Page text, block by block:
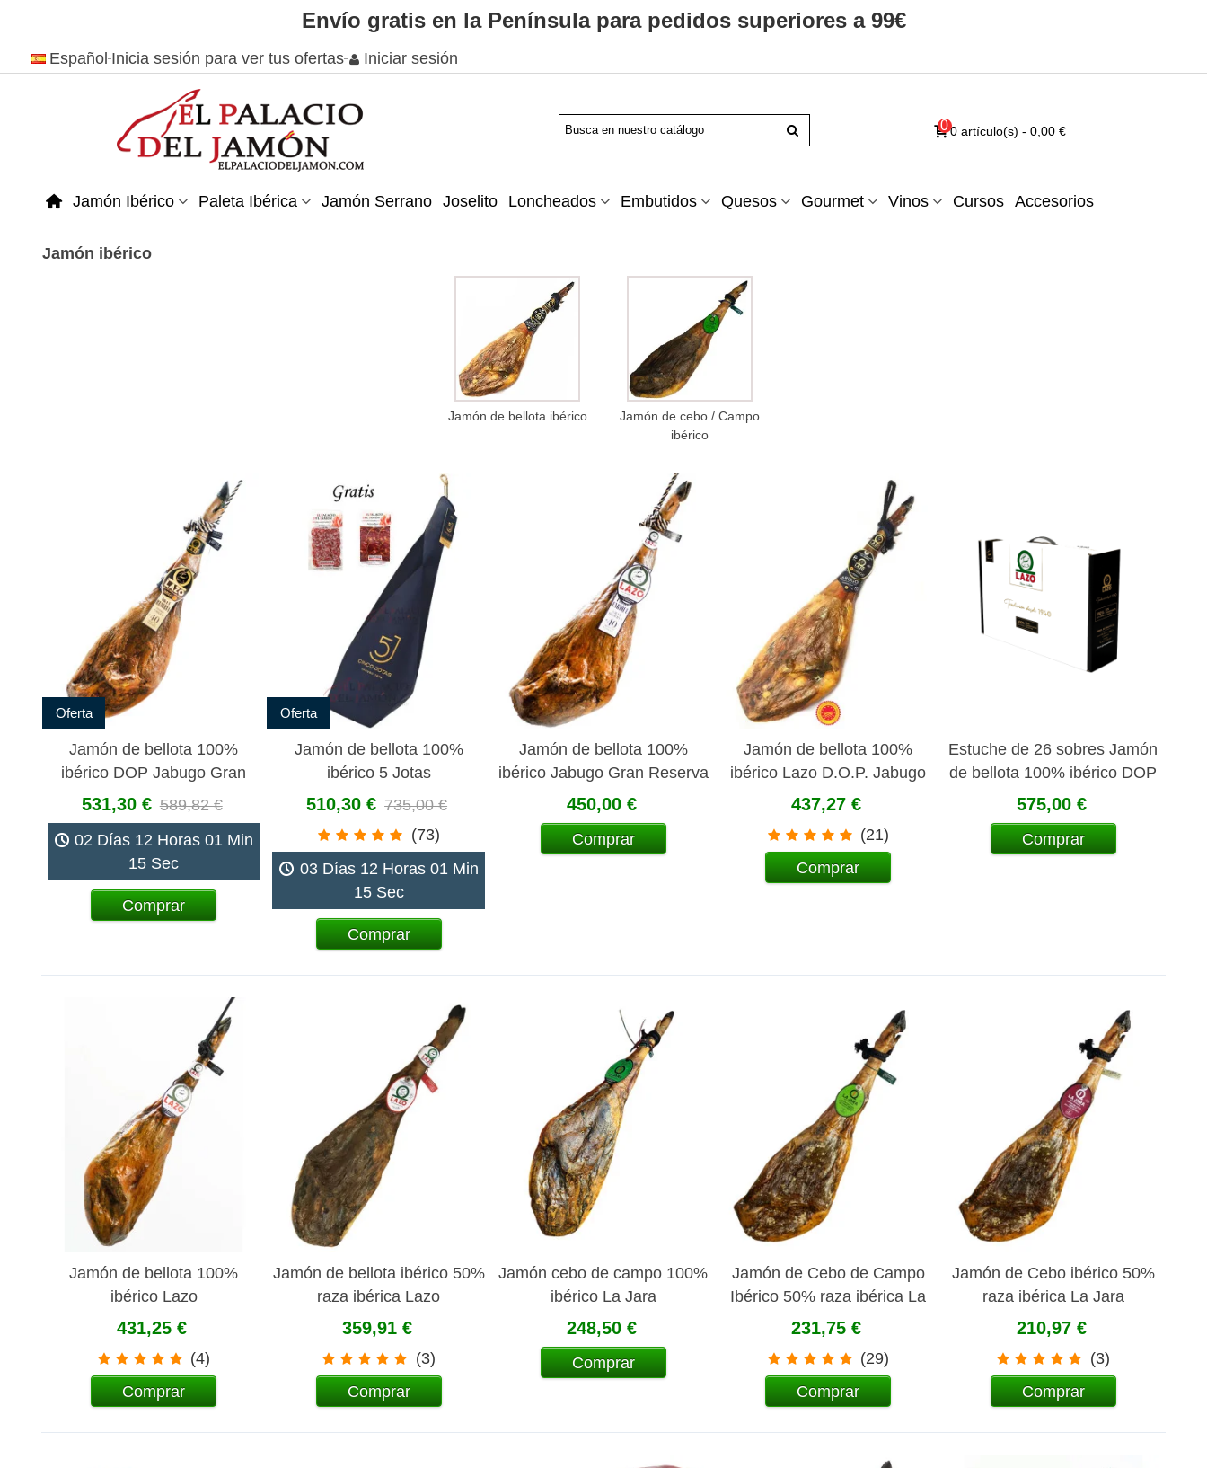
Envío gratis en la Península para pedidos superiores a 99€
Español Inicia sesión para ver tus ofertas Iniciar sesión
00 artículo(s) - 0,00 €
Jamón Ibérico Paleta Ibérica Jamón Serrano Joselito Loncheados Embutidos Quesos Gourmet Vinos Cursos Accesorios
Jamón ibérico
Jamón de bellota ibérico
Jamón de cebo / Campo
ibérico
Oferta
Jamón de bellota 100%
ibérico DOP Jabugo Gran
Reserva Pedro Enrique
531,30 € 589,82 €
02 Días 12 Horas 01 Min
14 Sec
Comprar
Oferta
Jamón de bellota 100%
ibérico 5 Jotas
510,30 € 735,00 €
(73)
03 Días 12 Horas 01 Min
14 Sec
Comprar
Jamón de bellota 100%
ibérico Jabugo Gran Reserva
Pedro Enrique
450,00 €
Comprar
Jamón de bellota 100%
ibérico Lazo D.O.P. Jabugo
437,27 €
(21)
Comprar
Estuche de 26 sobres Jamón
de bellota 100% ibérico DOP
loncheado 100 gr
575,00 €
Comprar
Jamón de bellota 100%
ibérico Lazo
431,25 €
(4)
Comprar
Jamón de bellota ibérico 50%
raza ibérica Lazo
359,91 €
(3)
Comprar
Jamón cebo de campo 100%
ibérico La Jara
248,50 €
Comprar
Jamón de Cebo de Campo
Ibérico 50% raza ibérica La
Jara
231,75 €
(29)
Comprar
Jamón de Cebo ibérico 50%
raza ibérica La Jara
210,97 €
(3)
Comprar